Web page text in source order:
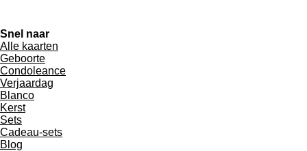
Snel naar
Alle kaarten
Geboorte
Condoleance
Verjaardag
Blanco
Kerst
Sets
Cadeau-sets
Blog